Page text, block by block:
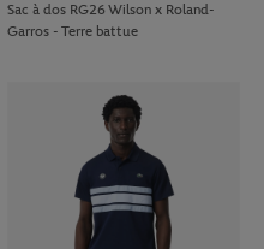
Sac à dos RG26 Wilson x Roland-
Garros - Terre battue